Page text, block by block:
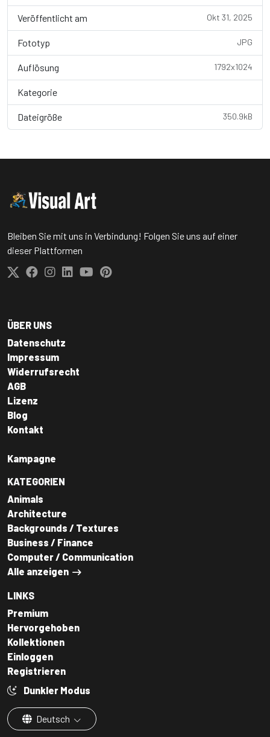
Veröffentlicht am Okt 31, 2025
Fototyp JPG
Auflösung 1792x1024
Kategorie
Dateigröße 350.9kB
Bleiben Sie mit uns in Verbindung! Folgen Sie uns auf einer
dieser Plattformen
ÜBER UNS
Datenschutz
Impressum
Widerrufsrecht
AGB
Lizenz
Blog
Kontakt
Kampagne
KATEGORIEN
Animals
Architecture
Backgrounds / Textures
Business / Finance
Computer / Communication
Alle anzeigen
LINKS
Premium
Hervorgehoben
Kollektionen
Einloggen
Registrieren
Dunkler Modus
Deutsch